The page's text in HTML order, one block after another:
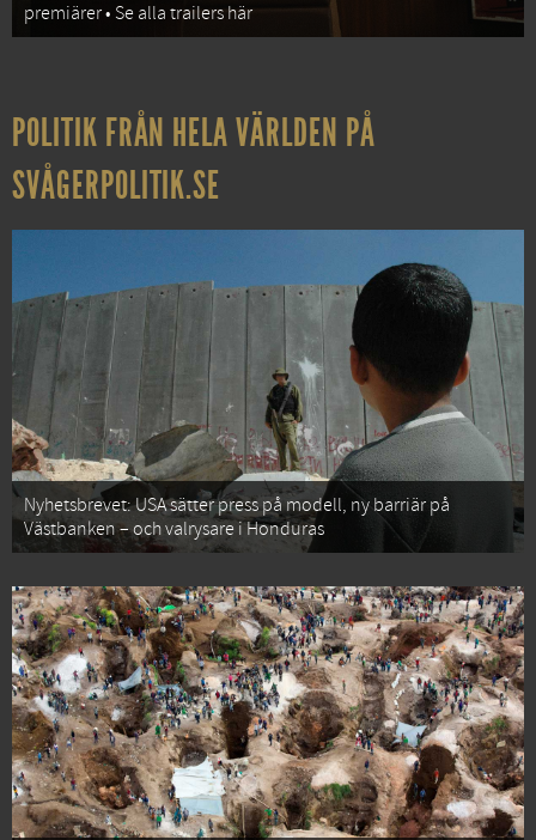
premiärer • Se alla trailers här
POLITIK FRÅN HELA VÄRLDEN PÅ
SVÅGERPOLITIK.SE
Nyhetsbrevet: USA sätter press på modell, ny barriär på
Västbanken – och valrysare i Honduras